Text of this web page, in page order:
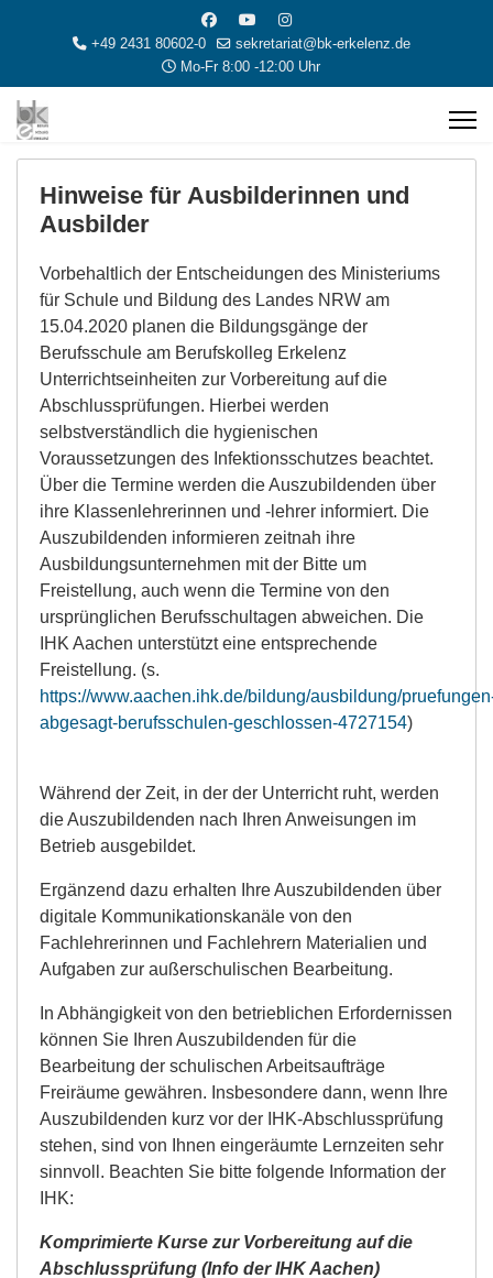
+49 2431 80602-0
sekretariat@bk-erkelenz.de
Mo-Fr 8:00 -12:00 Uhr
Hinweise für Ausbilderinnen und
Ausbilder
Vorbehaltlich der Entscheidungen des Ministeriums
für Schule und Bildung des Landes NRW am
15.04.2020 planen die Bildungsgänge der
Berufsschule am Berufskolleg Erkelenz
Unterrichtseinheiten zur Vorbereitung auf die
Abschlussprüfungen. Hierbei werden
selbstverständlich die hygienischen
Voraussetzungen des Infektionsschutzes beachtet.
Über die Termine werden die Auszubildenden über
ihre Klassenlehrerinnen und -lehrer informiert. Die
Auszubildenden informieren zeitnah ihre
Ausbildungsunternehmen mit der Bitte um
Freistellung, auch wenn die Termine von den
ursprünglichen Berufsschultagen abweichen. Die
IHK Aachen unterstützt eine entsprechende
Freistellung. (s.
https://www.aachen.ihk.de/bildung/ausbildung/
abgesagt-berufsschulen-geschlossen-4727154)
Während der Zeit, in der der Unterricht ruht, werden
die Auszubildenden nach Ihren Anweisungen im
Betrieb ausgebildet.
Ergänzend dazu erhalten Ihre Auszubildenden über
digitale Kommunikationskanäle von den
Fachlehrerinnen und Fachlehrern Materialien und
Aufgaben zur außerschulischen Bearbeitung.
In Abhängigkeit von den betrieblichen Erfordernissen
können Sie Ihren Auszubildenden für die
Bearbeitung der schulischen Arbeitsaufträge
Freiräume gewähren. Insbesondere dann, wenn Ihre
Auszubildenden kurz vor der IHK-Abschlussprüfung
stehen, sind von Ihnen eingeräumte Lernzeiten sehr
sinnvoll. Beachten Sie bitte folgende Information der
IHK:
Komprimierte Kurse zur Vorbereitung auf die
Abschlussprüfung (Info der IHK Aachen)